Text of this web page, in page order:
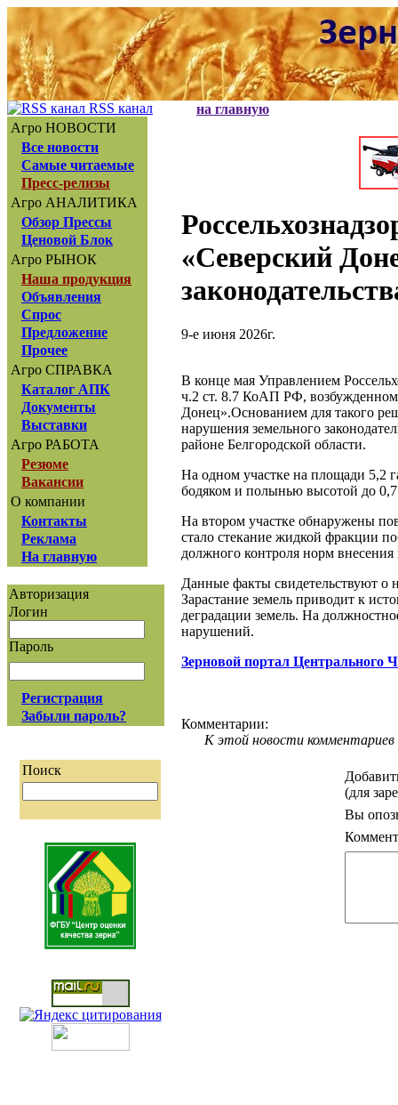
RSS канал
Агро НОВОСТИ
Все новости
Самые читаемые
Пресс-релизы
Агро АНАЛИТИКА
Обзор Прессы
Ценовой Блок
Агро РЫНОК
Наша продукция
Объявления
Спрос
Предложение
Прочее
Агро СПРАВКА
Каталог АПК
Документы
Выставки
Агро РАБОТА
Резюме
Вакансии
О компании
Контакты
Реклама
На главную
Авторизация
Логин
Пароль
Регистрация
Забыли пароль?
Поиск
на главную
«Северский
9-е июня 2026г.
В конце мая Управлением
ч.2 ст. 8.7 КоАП РФ,
Донец».Основанием для такого
нарушения земельного
районе Белгородской области.
На одном участке на площади 5,2
бодяком и полынью высотой до 0,7
На втором участке обнаружены
стало стекание жидкой фракции
должного контроля норм
Данные факты свидетельствуют о
Зарастание земель приводит к
деградации земель. На
нарушений.
Зерновой портал Центрального
Комментарии:
К этой новости комментариев
(для
Вы